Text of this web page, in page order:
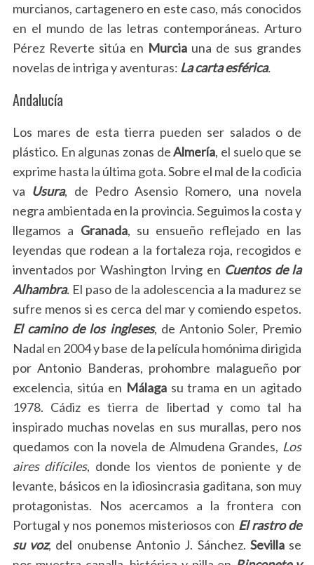
murcianos, cartagenero en este caso, más conocidos
en el mundo de las letras contemporáneas. Arturo
Pérez Reverte sitúa en Murcia una de sus grandes
novelas de intriga y aventuras: La carta esférica.
Andalucía
Los mares de esta tierra pueden ser salados o de
plástico. En algunas zonas deAlmería, el suelo que se
exprime hasta la última gota. Sobre el mal de la codicia
va Usura, de Pedro Asensio Romero, una novela
negra ambientada en la provincia. Seguimos la costa y
llegamos a Granada, su ensueño reflejado en las
leyendas que rodean a la fortaleza roja, recogidos e
inventados por Washington Irving en Cuentos de la
Alhambra. El paso de la adolescencia a la madurez se
sufre menos si es cerca del mar y comiendo espetos.
El camino de los ingleses, de Antonio Soler, Premio
Nadal en 2004 y base de la película homónima dirigida
por Antonio Banderas, prohombre malagueño por
excelencia, sitúa en Málagasu trama en un agitado
1978. Cádiz es tierra de libertad y como tal ha
inspirado muchas novelas en sus murallas, pero nos
quedamos con la novela de Almudena Grandes, Los
aires difíciles, donde los vientos de poniente y de
levante, básicos en la idiosincrasia gaditana, son muy
protagonistas. Nos acercamos a la frontera con
Portugal y nos ponemos misteriosos con El rastro de
su voz, del onubense Antonio J. Sánchez. Sevillase